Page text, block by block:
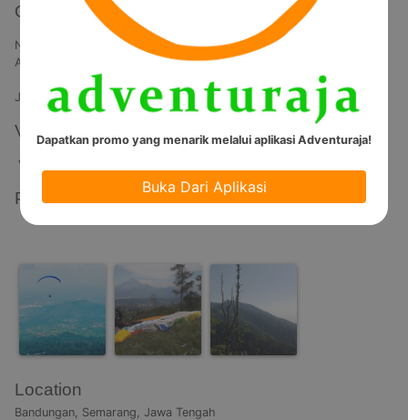
Overview
Nikmati keindahan alam dan pemandangan di  Rawa Pening,
Ambarawa, Kota Ungaran, Salatiga dan sekitarnya.
Jam operasional pukul 07.00 - 17.00
Video
Video Tidak Tersedia
Photos
Location
Bandungan, Semarang, Jawa Tengah
Dapatkan promo yang menarik melalui aplikasi Adventuraja!
Buka Dari Aplikasi